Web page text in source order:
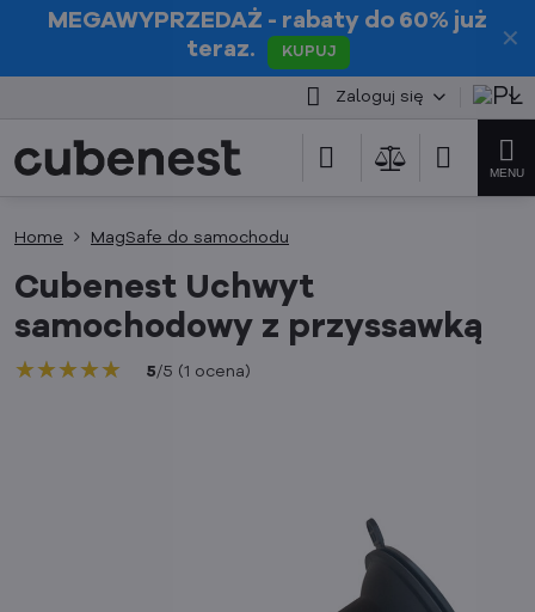
✕
MEGAWYPRZEDAŻ - rabaty do 60% już
teraz.
KUPUJ
Zaloguj się
Home MagSafe do samochodu
Cubenest Uchwyt
samochodowy z przyssawką
★★★★★
★★★★★
★★★★★ 5/5 (1 ocena)